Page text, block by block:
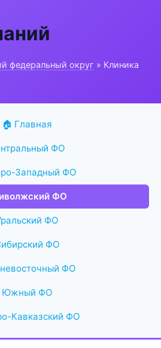
федеральный округ » Клиника
🏠 Главная
ФО
Западный ФО
ФО
ФО
ФО
ФО
Южный ФО
Кавказский ФО